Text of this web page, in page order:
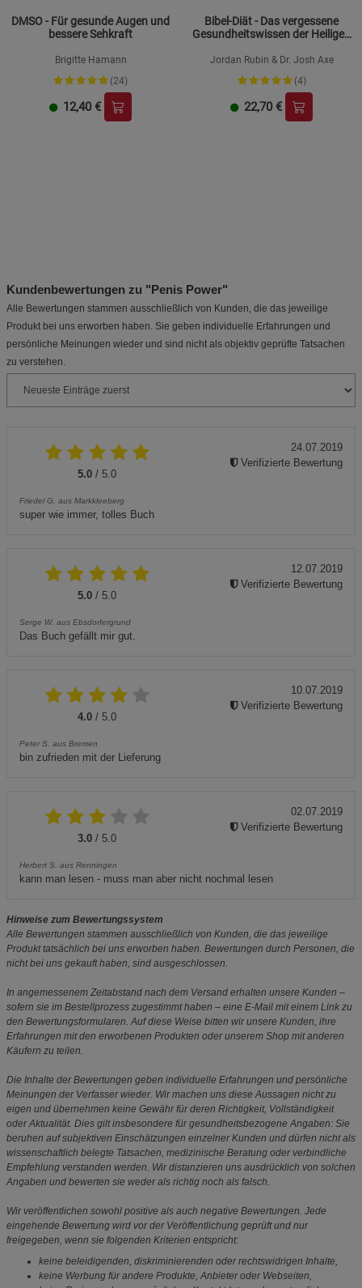
DMSO - Für gesunde Augen und
bessere Sehkraft
Brigitte Hamann
(24)
12,40 €
Bibel-Diät - Das vergessene
Gesundheitswissen der Heiligen
Jordan Rubin & Dr. Josh Axe
(4)
22,70 €
Kundenbewertungen zu "Penis Power"
Alle Bewertungen stammen ausschließlich von Kunden, die das jeweilige
Produkt bei uns erworben haben. Sie geben individuelle Erfahrungen und
persönliche Meinungen wieder und sind nicht als objektiv geprüfte Tatsachen
zu verstehen.
5.0 / 5.0
Friedel G. aus Markkleeberg
super wie immer, tolles Buch
24.07.2019
Verifizierte Bewertung
5.0 / 5.0
Serge W. aus Ebsdorfergrund
Das Buch gefällt mir gut.
12.07.2019
Verifizierte Bewertung
4.0 / 5.0
Peter S. aus Bremen
bin zufrieden mit der Lieferung
10.07.2019
Verifizierte Bewertung
3.0 / 5.0
Herbert S. aus Renningen
kann man lesen - muss man aber nicht nochmal lesen
02.07.2019
Verifizierte Bewertung
Hinweise zum Bewertungssystem
Alle Bewertungen stammen ausschließlich von Kunden, die das jeweilige
Produkt tatsächlich bei uns erworben haben. Bewertungen durch Personen, die
nicht bei uns gekauft haben, sind ausgeschlossen.
In angemessenem Zeitabstand nach dem Versand erhalten unsere Kunden –
sofern sie im Bestellprozess zugestimmt haben – eine E-Mail mit einem Link zu
den Bewertungsformularen. Auf diese Weise bitten wir unsere Kunden, ihre
Erfahrungen mit den erworbenen Produkten oder unserem Shop mit anderen
Käufern zu teilen.
Die Inhalte der Bewertungen geben individuelle Erfahrungen und persönliche
Meinungen der Verfasser wieder. Wir machen uns diese Aussagen nicht zu
eigen und übernehmen keine Gewähr für deren Richtigkeit, Vollständigkeit
oder Aktualität. Dies gilt insbesondere für gesundheitsbezogene Angaben: Sie
beruhen auf subjektiven Einschätzungen einzelner Kunden und dürfen nicht als
wissenschaftlich belegte Tatsachen, medizinische Beratung oder verbindliche
Empfehlung verstanden werden. Wir distanzieren uns ausdrücklich von solchen
Angaben und bewerten sie weder als richtig noch als falsch.
Wir veröffentlichen sowohl positive als auch negative Bewertungen. Jede
eingehende Bewertung wird vor der Veröffentlichung geprüft und nur
freigegeben, wenn sie folgenden Kriterien entspricht:
keine beleidigenden, diskriminierenden oder rechtswidrigen Inhalte,
keine Werbung für andere Produkte, Anbieter oder Webseiten,